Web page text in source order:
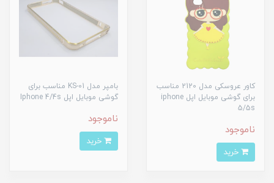
کاور عروسکی مدل 2120 مناسب
برای گوشی موبایل اپل iphone
5/5s
ناموجود
بامپر مدل KS-01 مناسب برای
گوشی موبایل اپل Iphone 4/4s
ناموجود